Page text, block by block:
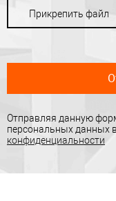
Прикрепить файл
Отправляя данную
персональных данных
конфиденциальности